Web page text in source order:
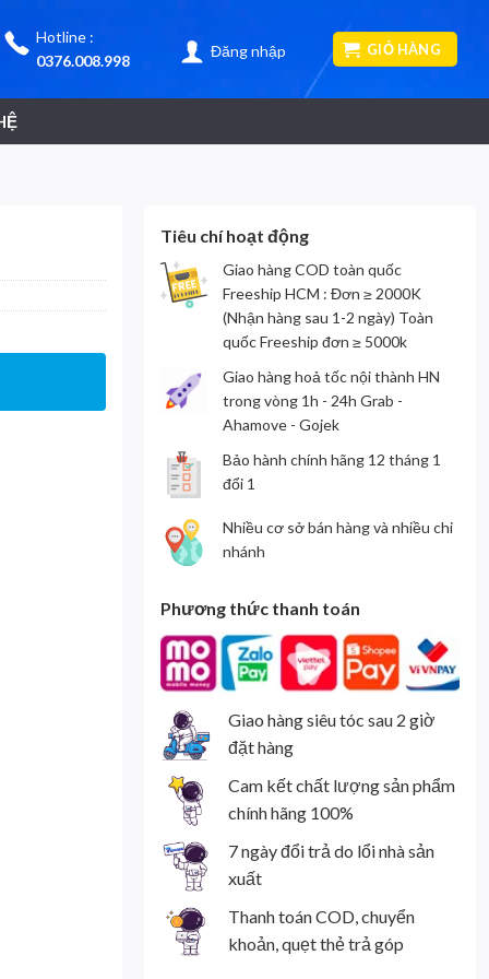
Hotline :
0376.008.998
Đăng nhập GIỎ HÀNG
Tiêu chí hoạt động
Giao hàng COD toàn quốc
Freeship HCM : Đơn ≥ 2000K
(Nhận hàng sau 1-2 ngày) Toàn
quốc Freeship đơn ≥ 5000k
Giao hàng hoả tốc nội thành HN
trong vòng 1h - 24h Grab -
Ahamove - Gojek
Bảo hành chính hãng 12 tháng 1
đổi 1
Nhiều cơ sở bán hàng và nhiều chi
nhánh
Phương thức thanh toán
Giao hàng siêu tóc sau 2 giờ
đặt hàng
Cam kết chất lượng sản phẩm
chính hãng 100%
7 ngày đổi trả do lổi nhà sản
xuất
Thanh toán COD, chuyển
khoản, quẹt thẻ trả góp